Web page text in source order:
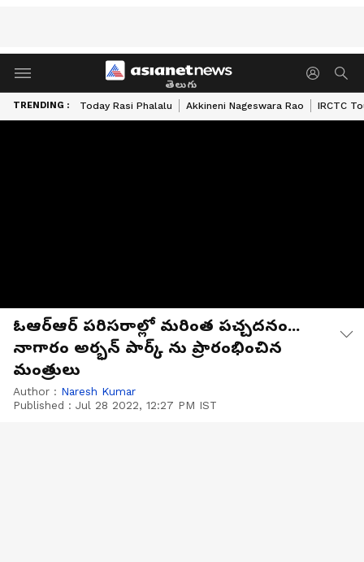
తెలుగు
TRENDING : Today Rasi Phalalu Akkineni Nageswara Rao IRCTC
ఓఆర్ఆర్ పరిసరాల్లో మరింత పచ్చదనం...
నాగారం అర్భన్ పార్క్ ను ప్రారంభించిన
మంత్రులు
Author : Naresh Kumar
Published : Jul 28 2022, 12:27 PM IST